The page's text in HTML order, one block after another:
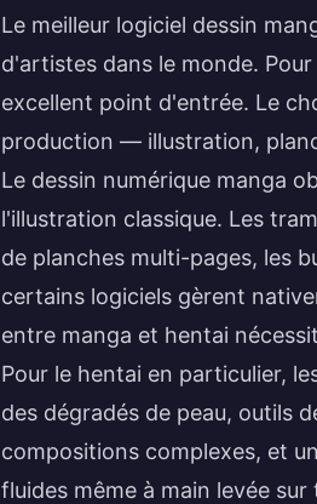
Le meilleur logiciel dessin
d'artistes dans le monde.
excellent point d'entrée. Le
production — illustration,
Le dessin numérique manga
l'illustration classique. Les
de planches multi-pages, les
certains logiciels gèrent
entre manga et hentai
Pour le hentai en particulier,
des dégradés de peau, outils
compositions complexes, et un
fluides même à main levée